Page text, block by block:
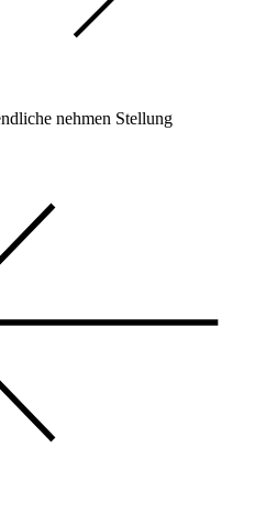
nehmen Stellung